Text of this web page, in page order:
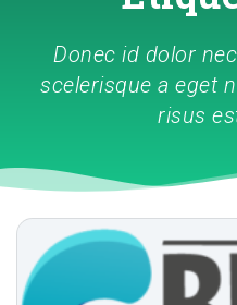
Donec id dolor
scelerisque a eget
risus